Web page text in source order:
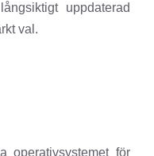
uppdaterad
val.
operativsystemet för